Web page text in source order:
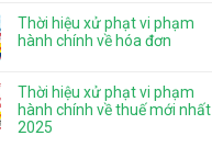
Thời hiệu xử phạt vi phạm
hành chính về hóa đơn
Thời hiệu xử phạt vi phạm
hành chính về thuế mới nhất
2025